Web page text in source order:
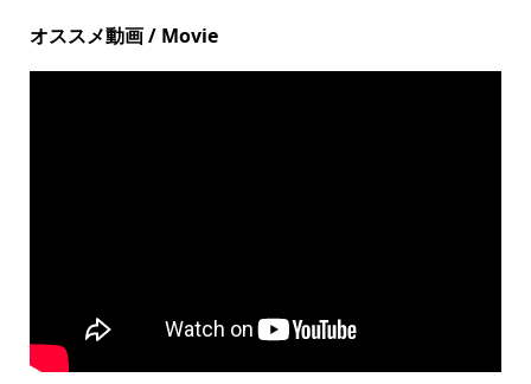
オススメ動画 / Movie